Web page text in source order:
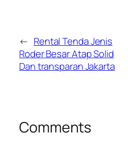
← Rental Tenda Jenis
Roder Besar Atap Solid
Dan transparan Jakarta
Comments